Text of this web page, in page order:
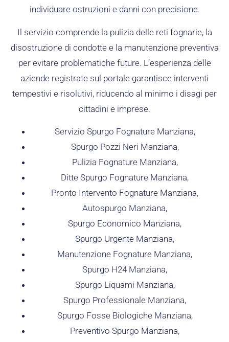
individuare ostruzioni e danni con precisione.
Il servizio comprende la pulizia delle reti fognarie, la
disostruzione di condotte e la manutenzione preventiva
per evitare problematiche future. L’esperienza delle
aziende registrate sul portale garantisce interventi
tempestivi e risolutivi, riducendo al minimo i disagi per
cittadini e imprese.
Servizio Spurgo Fognature Manziana,
Spurgo Pozzi Neri Manziana,
Pulizia Fognature Manziana,
Ditte Spurgo Fognature Manziana,
Pronto Intervento Fognature Manziana,
Autospurgo Manziana,
Spurgo Economico Manziana,
Spurgo Urgente Manziana,
Manutenzione Fognature Manziana,
Spurgo H24 Manziana,
Spurgo Liquami Manziana,
Spurgo Professionale Manziana,
Spurgo Fosse Biologiche Manziana,
Preventivo Spurgo Manziana,